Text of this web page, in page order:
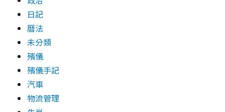
日記
曆法
未分類
殯儀
殯儀手記
汽車
物流管理